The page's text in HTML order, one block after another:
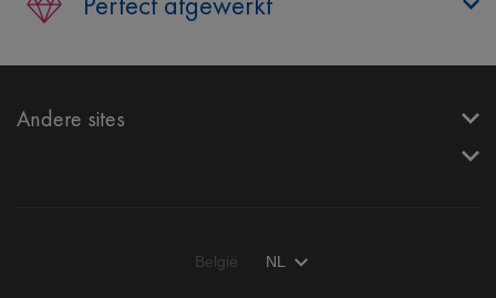
Andere sites
België NL